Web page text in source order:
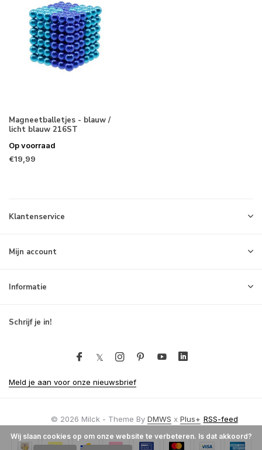
Magneetballetjes - blauw /
licht blauw 216ST
Op voorraad
€19,99
Klantenservice
Mijn account
Informatie
Schrijf je in!
Meld je aan voor onze nieuwsbrief
© 2026 Milck - Theme By DMWS x Plus+ RSS-feed
Wij slaan cookies op om onze website te verbeteren. Is dat akkoord?